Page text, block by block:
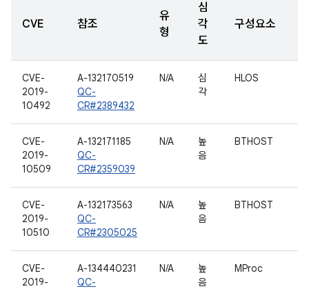
CVE 참조
유
형
심
각
도
구성요소
CVE-
2019-
10492
A-132170519
QC-
CR#2389432
N/A
심
각
HLOS
CVE-
2019-
10509
A-132171185
QC-
CR#2359039
N/A
높
음
BTHOST
CVE-
2019-
10510
A-132173563
QC-
CR#2305025
N/A
높
음
BTHOST
CVE-
2019-
A-134440231
QC-
N/A
높
음
MProc